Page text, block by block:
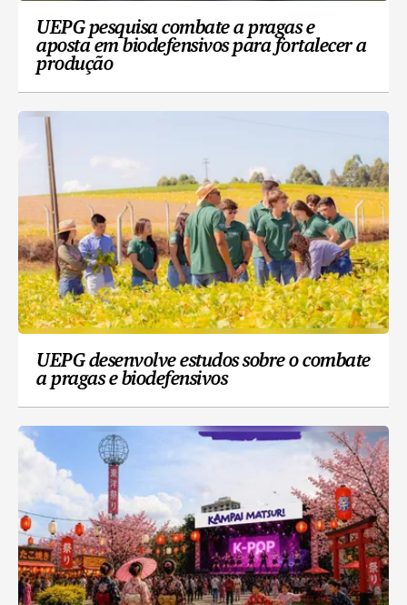
UEPG pesquisa combate a pragas e
aposta em biodefensivos para fortalecer a
produção
UEPG desenvolve estudos sobre o combate
a pragas e biodefensivos